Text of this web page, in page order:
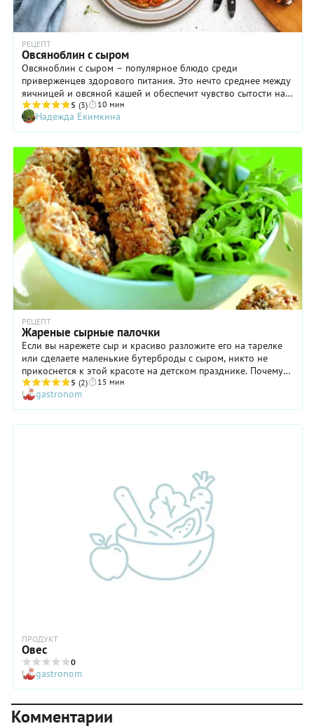
РЕЦЕПТ
Овсяноблин с сыром
Овсяноблин с сыром – популярное блюдо среди
приверженцев здорового питания. Это нечто среднее между
яичницей и овсяной кашей и обеспечит чувство сытости на
долгое время. А как приготовить овсяноблин с сыром
быстро и просто мы расскажем в пошаговом рецепте с фото.
Чтобы снизить количество калорий, используйте молоко и
сыр с низким процентом жирности. Добавляйте немного
растительного масла во время жарки. Используйте только
яичный белок. Готовьте на медленном огне, чтобы блин
хорошо пропекся. Освяноблин – это отличная база для
кулинарных экспериментов. В качестве начинки подойдут
свежие овощи в сочетании с мясом или рыбой. Лучше
избегать разнообразных колбасных изделий, если вы хотите
сделать завтрак действительно полезным.
5 (3) 10 мин
Надежда Екимкина
РЕЦЕПТ
Жареные сырные палочки
Если вы нарежете сыр и красиво разложите его на тарелке
или сделаете маленькие бутерброды с сыром, никто не
прикоснется к этой красоте на детском празднике. Почему?
Да потому что ску-у-чно! Это можно съесть и дома, а в
гостях да на праздник хочется чего-нибудь такого, чего
обычно занятые родители не дают. И сырные палочки как
раз такие – особенные. А если к ним еще и дип-соус какой-
5 (2) 15 мин
gastronom
ПРОДУКТ
Овес
0
gastronom
Комментарии